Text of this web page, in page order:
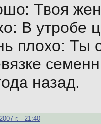
Твоя
В утробе
плохо: Ты
назад.
г. - 21:40